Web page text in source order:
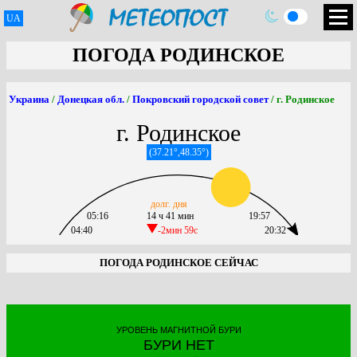
UA
ПОГОДА РОДИНСКОЕ
Украина / Донецкая обл. / Покровский городской совет/ г. Родинское
г. Родинское
(37.21°,48.35°)
04:40
05:16
14 ч 41 мин
-2мин 59c
долг. дня
20:32
19:57
ПОГОДА РОДИНСКОЕ СЕЙЧАС
УРОВЕНЬ МАГНИТНОЙ БУРИ
БУРИ НЕТ